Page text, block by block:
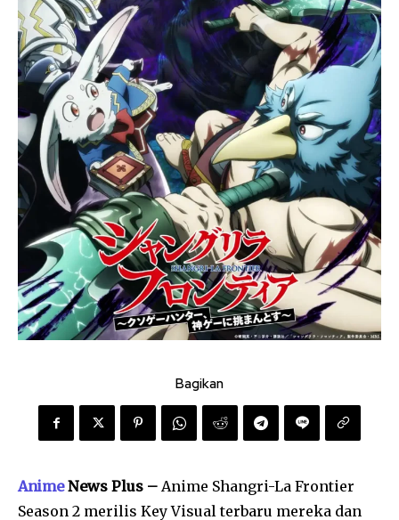
Bagikan
AnimeNews Plus – Anime Shangri-La Frontier
Season 2 merilis Key Visual terbaru mereka dan